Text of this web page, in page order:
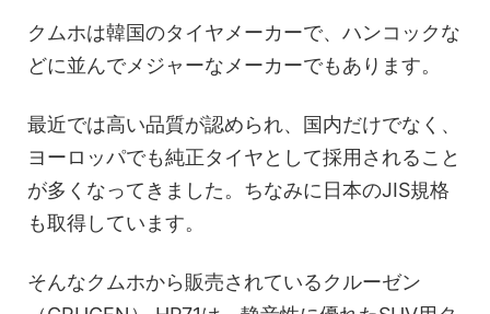
クムホは韓国のタイヤメーカーで、ハンコックな
どに並んでメジャーなメーカーでもあります。
最近では高い品質が認められ、国内だけでなく、
ヨーロッパでも純正タイヤとして採用されること
が多くなってきました。ちなみに日本のJIS規格
も取得しています。
そんなクムホから販売されているクルーゼン